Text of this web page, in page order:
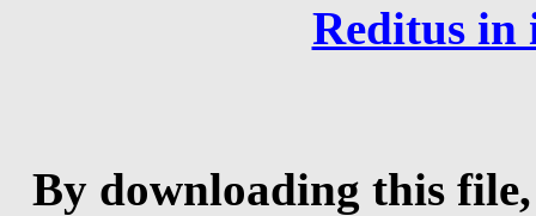
Reditus in
By downloading this